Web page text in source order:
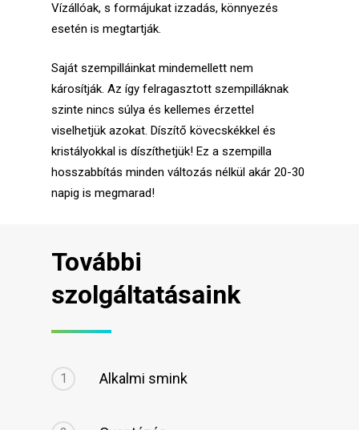
Vízállóak, s formájukat izzadás, könnyezés
esetén is megtartják.
Saját szempilláinkat mindemellett nem
károsítják. Az így felragasztott szempilláknak
szinte nincs súlya és kellemes érzettel
viselhetjük azokat. Díszítő kövecskékkel és
kristályokkal is díszíthetjük! Ez a szempilla
hosszabbítás minden változás nélkül akár 20-30
napig is megmarad!
További
szolgáltatásaink
1 Alkalmi smink